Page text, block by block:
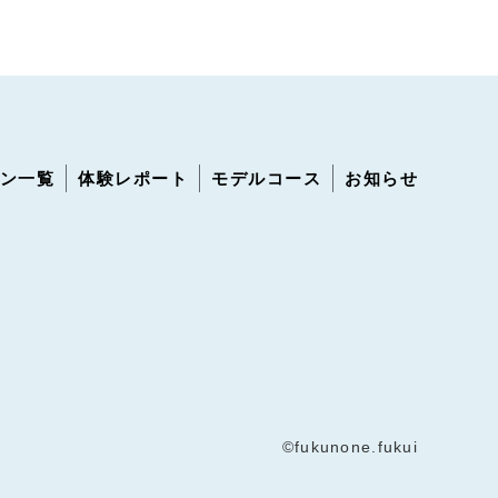
一覧 体験レポート モデルコース お知らせ
©fukunone.fukui